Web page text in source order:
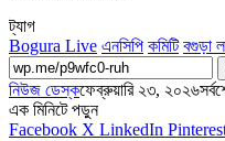
ট্যাগ
Bogura Live এনসিপি কমিটি বগুড়া
নিউজ ডেস্কফেব্রুয়ারি ২৩, ২০২৬
এক মিনিটে পড়ুন
Facebook X LinkedIn